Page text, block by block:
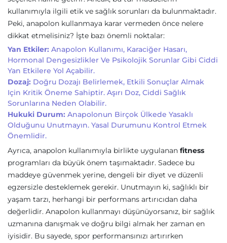
kullanımıyla ilgili etik ve sağlık sorunları da bulunmaktadır.
Peki, anapolon kullanmaya karar vermeden önce nelere
dikkat etmelisiniz? İşte bazı önemli noktalar:
Yan Etkiler: Anapolon Kullanımı, Karaciğer Hasarı,
Hormonal Dengesizlikler Ve Psikolojik Sorunlar Gibi Ciddi
Yan Etkilere Yol Açabilir.
Dozaj: Doğru Dozajı Belirlemek, Etkili Sonuçlar Almak
Için Kritik Öneme Sahiptir. Aşırı Doz, Ciddi Sağlık
Sorunlarına Neden Olabilir.
Hukuki Durum: Anapolonun Birçok Ülkede Yasaklı
Olduğunu Unutmayın. Yasal Durumunu Kontrol Etmek
Önemlidir.
Ayrıca, anapolon kullanımıyla birlikte uygulanan fitness
programları da büyük önem taşımaktadır. Sadece bu
maddeye güvenmek yerine, dengeli bir diyet ve düzenli
egzersizle desteklemek gerekir. Unutmayın ki, sağlıklı bir
yaşam tarzı, herhangi bir performans artırıcıdan daha
değerlidir. Anapolon kullanmayı düşünüyorsanız, bir sağlık
uzmanına danışmak ve doğru bilgi almak her zaman en
iyisidir. Bu sayede, spor performansınızı artırırken